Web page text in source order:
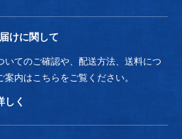
けに関して
いてのご確認や、配送方法、送料につ
案内はこちらをご覧ください。
しく